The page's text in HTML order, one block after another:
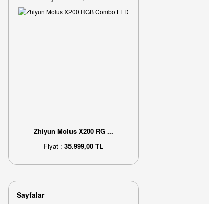
Zhiyun Molus X200 RG ...
Fiyat : 35.999,00 TL
Sayfalar